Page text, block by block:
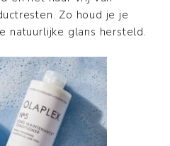
Zo houd je je
natuurlijke glans hersteld.